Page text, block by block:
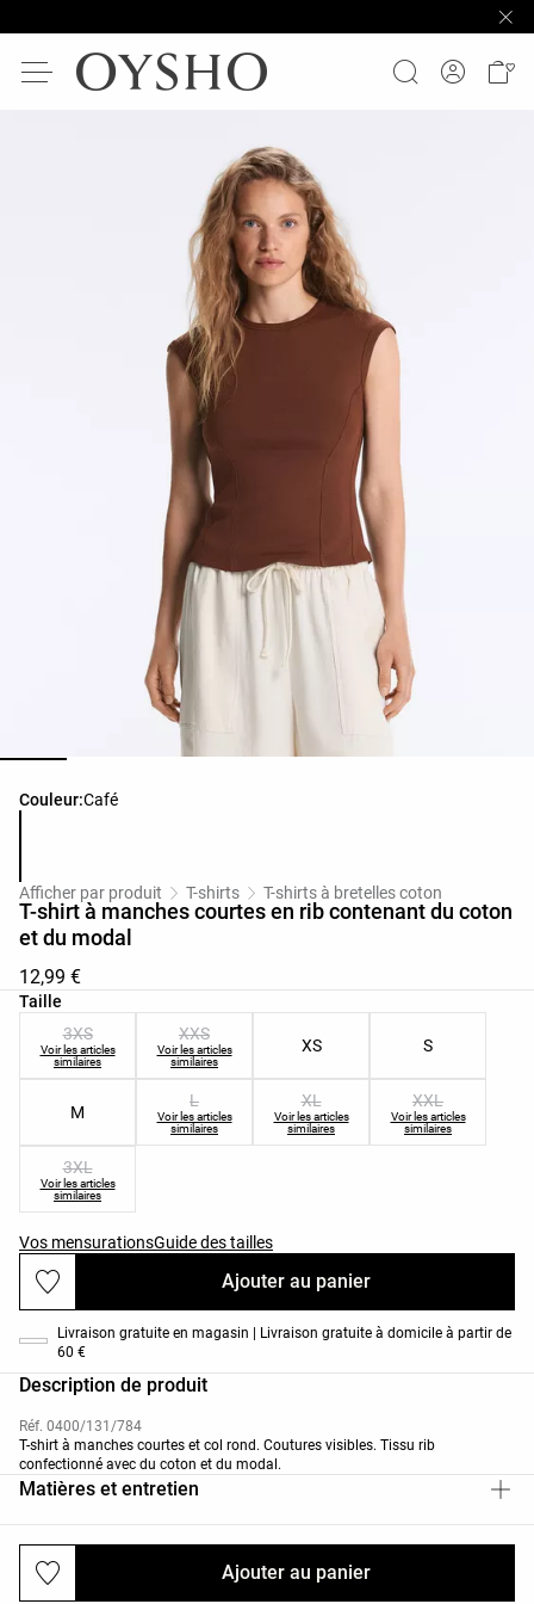
Couleur:Café
Liste des couleurs du produit
Afficher par produit T-shirts T-shirts à bretelles coton
T-shirt à manches courtes en rib contenant du coton
et du modal
12,99 €
Taille
Liste des tailles du produit
3XS
Voir les articles
similaires
XXS
Voir les articles
similaires
XS S
M
L
Voir les articles
similaires
XL
Voir les articles
similaires
XXL
Voir les articles
similaires
3XL
Voir les articles
similaires
Vos mensurationsGuide des tailles
Ajouter au panier
Ajouter au panier
Livraison gratuite en magasin | Livraison gratuite à domicile à partir de
60 €
Description de produit
Réf. 0400/131/784
T-shirt à manches courtes et col rond. Coutures visibles. Tissu rib
confectionné avec du coton et du modal.
Matières et entretien
Livraisons et retours